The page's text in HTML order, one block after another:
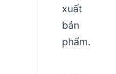
xuất
bản
phẩm.